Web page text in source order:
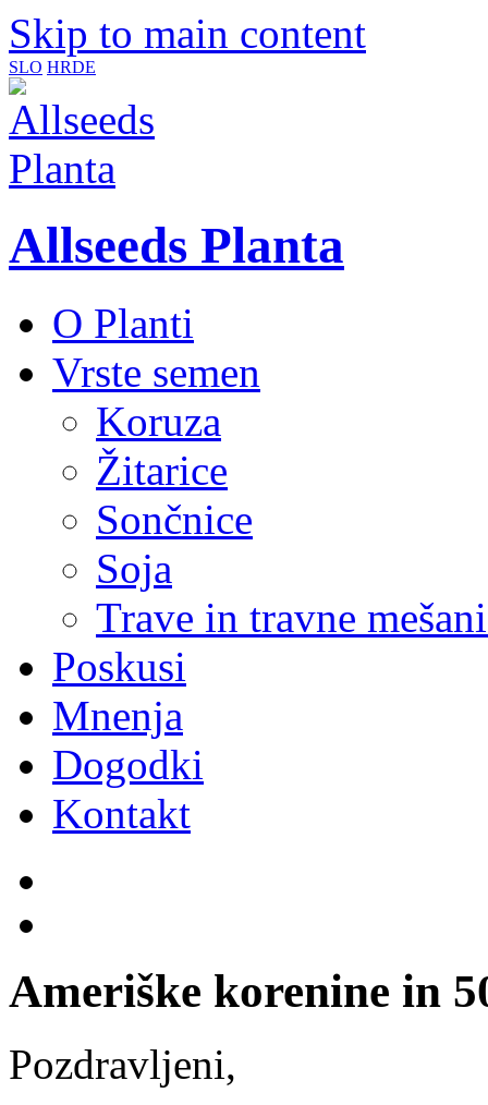
Skip to main content
SLO HRDE
Allseeds Planta
O Planti
Vrste semen
Koruza
Žitarice
Sončnice
Soja
Trave in travne
Poskusi
Mnenja
Dogodki
Kontakt
Ameriške korenine in
Pozdravljeni,